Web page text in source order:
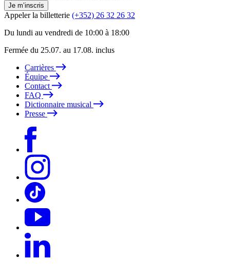
Je m’inscris
Appeler la billetterie (+352) 26 32 26 32
Du lundi au vendredi de 10:00 à 18:00
Fermée du 25.07. au 17.08. inclus
Carrières
Équipe
Contact
FAQ
Dictionnaire musical
Presse